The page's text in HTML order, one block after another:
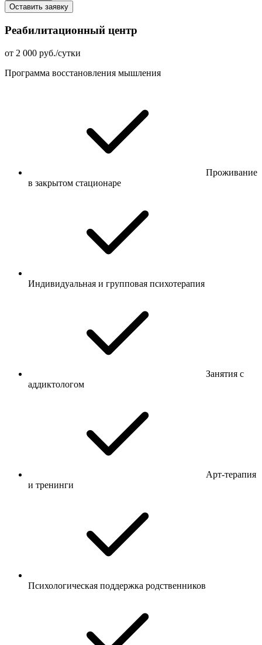
Оставить заявку
Реабилитационный центр
от 2 000 руб./сутки
Программа восстановления мышления
Проживание
в закрытом стационаре
Индивидуальная и групповая психотерапия
Занятия с
аддиктологом
Арт-терапия
и тренинги
Психологическая поддержка родственников